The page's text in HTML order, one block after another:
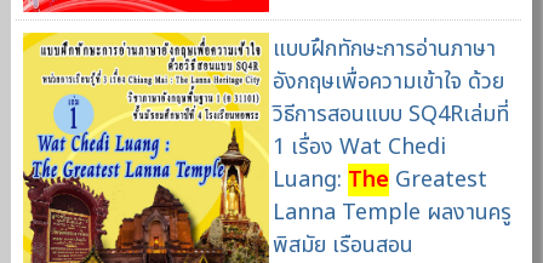
แบบฝึกทักษะการอ่านภาษา
อังกฤษเพื่อความเข้าใจ ด้วย
วิธีการสอนแบบ SQ4Rเล่มที่
1 เรื่อง Wat Chedi
Luang: The Greatest
Lanna Temple ผลงานครู
พิสมัย เรือนสอน